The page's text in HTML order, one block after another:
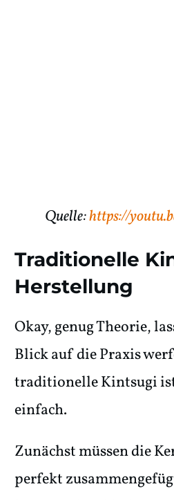
Quelle:https://
Traditionelle
Herstellung
Okay, genug Theorie,
Blick auf die Praxis
traditionelle Kintsugi
einfach.
Zunächst müssen die
perfekt